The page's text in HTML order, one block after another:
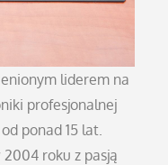
liderem na
profesjonalnej
ponad 15 lat.
2004 roku z pasją